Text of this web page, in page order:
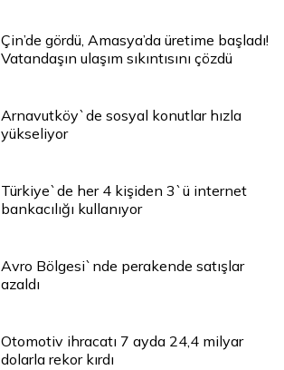
Çin’de gördü, Amasya’da üretime başladı!
Vatandaşın ulaşım sıkıntısını çözdü
Arnavutköy`de sosyal konutlar hızla
yükseliyor
Türkiye`de her 4 kişiden 3`ü internet
bankacılığı kullanıyor
Avro Bölgesi`nde perakende satışlar
azaldı
Otomotiv ihracatı 7 ayda 24,4 milyar
dolarla rekor kırdı